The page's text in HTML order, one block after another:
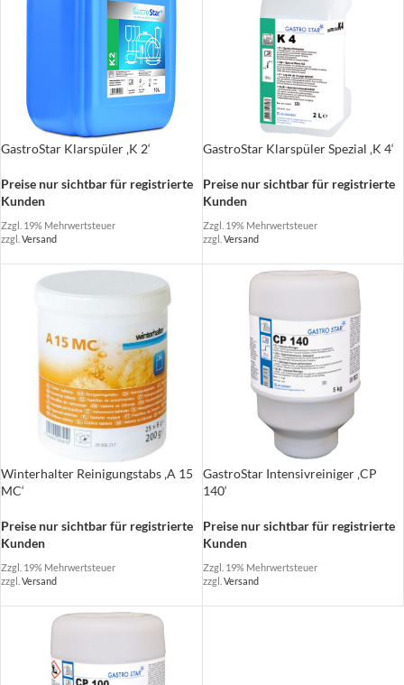
GastroStar Klarspüler ‚K 2‘
Preise nur sichtbar für registrierte
Kunden
Zzgl. 19% Mehrwertsteuer
zzgl. Versand
GastroStar Klarspüler Spezial ‚K 4‘
Preise nur sichtbar für registrierte
Kunden
Zzgl. 19% Mehrwertsteuer
zzgl. Versand
Winterhalter Reinigungstabs ‚A 15
MC‘
Preise nur sichtbar für registrierte
Kunden
Zzgl. 19% Mehrwertsteuer
zzgl. Versand
GastroStar Intensivreiniger ‚CP
140‘
Preise nur sichtbar für registrierte
Kunden
Zzgl. 19% Mehrwertsteuer
zzgl. Versand